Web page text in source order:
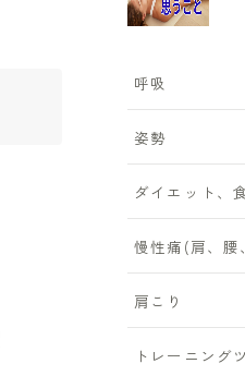
呼吸
姿勢
ダイエット、
慢性痛(肩、腰
肩こり
トレーニング